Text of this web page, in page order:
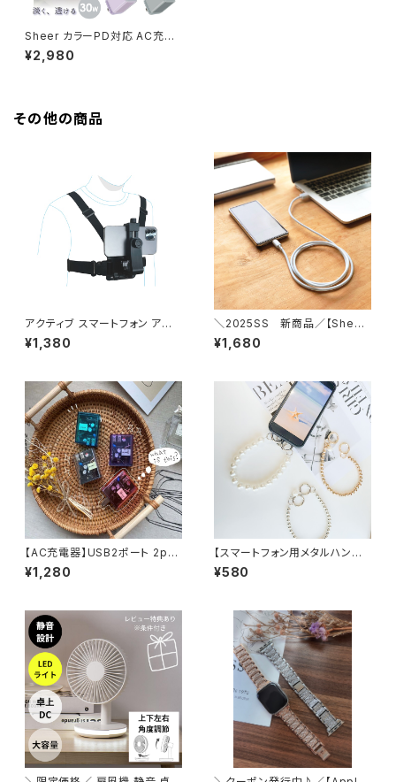
Sheer カラーPD対応 AC充電
器 PD充電器 30Wスマホ タブ
レット Type-C USB-C USB-
¥2,980
その他の商品
アクティブ スマートフォン アク
セサリ アクションカメラ チェスト
ハーネス 動画 撮影 角度調節
¥1,380
＼2025SS 新商品／【Sheer
カラーシリーズ】Type-A/Typ
e-Cケーブル 1.2m
¥1,680
【AC充電器】USB2ポート 2por
t Smart IC付き クリア 充電器
スケルトン 透明 同時充電対応
¥1,280
【スマートフォン用メタルハンド
ストラップ】大人女子 韓国ファッ
ション 可愛い トレンドコーデ Y
生 学校 OL
¥580